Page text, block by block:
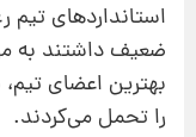
استانداردهای
ضعیف داشتند به
بهترین اعضای تیم،
را تحمل می‌کردند.